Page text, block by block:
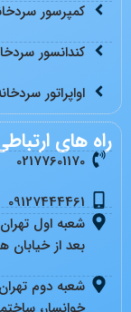
کمپرسور
کندانسور
اواپراتور
راه های
02177601170
09127444461
شعبه اول
بعد از خیابان
شعبه دوم